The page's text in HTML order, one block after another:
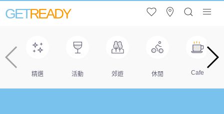
GETREADY
精選 活動 郊遊 休閒 Cafe